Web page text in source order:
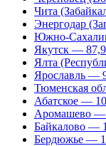
Чита
Энергодар
Южно-
Якутск —
Ялта
Ярославль —
Тюменская
Абатское —
Аромашево —
Байкалово —
Бердюжье —